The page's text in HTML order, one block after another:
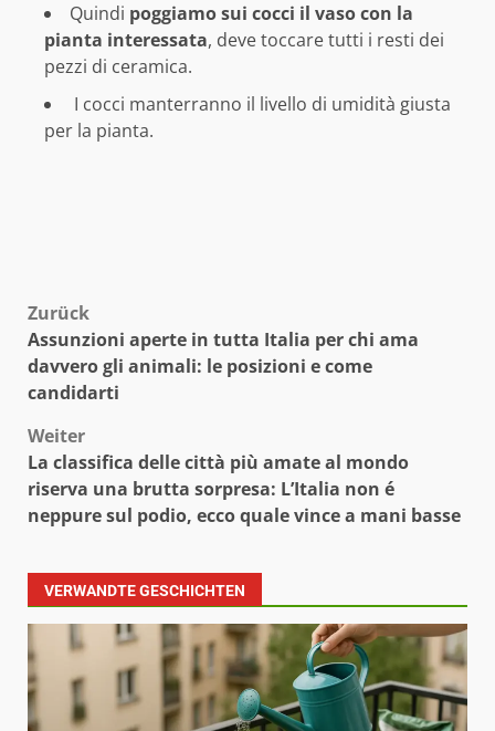
Quindi poggiamo sui cocci il vaso con la
pianta interessata, deve toccare tutti i resti dei
pezzi di ceramica.
I cocci manterranno il livello di umidità giusta
per la pianta.
Beitragsnavigation
Zurück
Assunzioni aperte in tutta Italia per chi ama
davvero gli animali: le posizioni e come
candidarti
Weiter
La classifica delle città più amate al mondo
riserva una brutta sorpresa: L’Italia non é
neppure sul podio, ecco quale vince a mani basse
VERWANDTE GESCHICHTEN